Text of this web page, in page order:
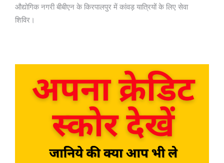
औद्योगिक नगरी बीबीएन के किरपालपुर में कांवड़ यात्रियों के लिए सेवा
शिविर।